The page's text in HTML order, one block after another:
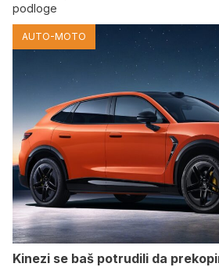
podloge
AUTO-MOTO
Kinezi se baš potrudili da